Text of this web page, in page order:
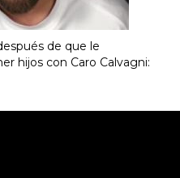
de que le
hijos con Caro Calvagni: